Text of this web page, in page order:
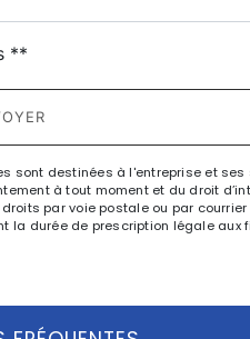
**
sont destinées à l'entreprise et
à tout moment et du droit
par voie postale ou par
la durée de prescription légale